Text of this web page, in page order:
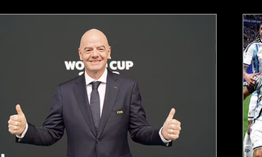
torneio. Aos 39 anos, o craque não falou
sobre a possibilidade de aposentadoria
dos gramados. “A dor é imensa, e essa
ferida levará tempo para cicatrizar. Mas
também guardo com carinho todas as
coisas